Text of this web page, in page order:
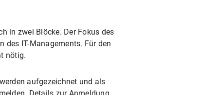
in zwei Blöcke. Der Fokus des
des IT-Managements. Für den
nötig.
aufgezeichnet und als